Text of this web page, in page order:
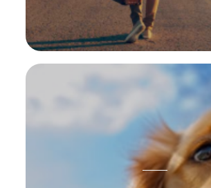
URLAUBSLUST
REISEFRUST